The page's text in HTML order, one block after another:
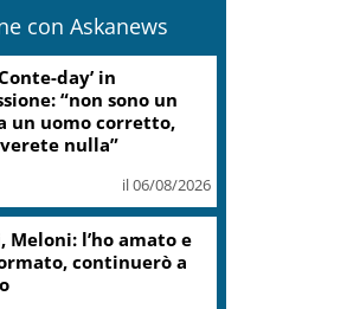
con Askanews
day’ in
“non sono un
un uomo corretto,
nulla”
il 06/08/2026
Meloni: l’ho amato e
continuerò a